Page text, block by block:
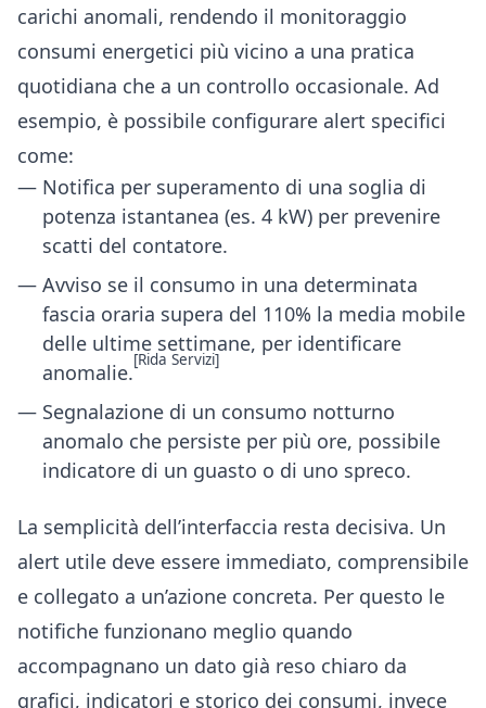
carichi anomali, rendendo il monitoraggio
consumi energetici più vicino a una pratica
quotidiana che a un controllo occasionale. Ad
esempio, è possibile configurare alert specifici
come:
Notifica per superamento di una soglia di
potenza istantanea (es. 4 kW) per prevenire
scatti del contatore.
Avviso se il consumo in una determinata
fascia oraria supera del 110% la media mobile
delle ultime settimane, per identificare
anomalie.[Rida Servizi]
Segnalazione di un consumo notturno
anomalo che persiste per più ore, possibile
indicatore di un guasto o di uno spreco.
La semplicità dell’interfaccia resta decisiva. Un
alert utile deve essere immediato, comprensibile
e collegato a un’azione concreta. Per questo le
notifiche funzionano meglio quando
accompagnano un dato già reso chiaro da
grafici, indicatori e storico dei consumi, invece